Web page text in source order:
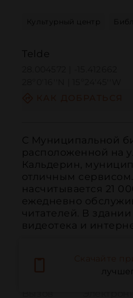
Культурный центр
Telde
С Муниципальной
расположенной на
Кальдерин,
отличным
насчитывается 21
ежедневно
читателей. В
видеотека и